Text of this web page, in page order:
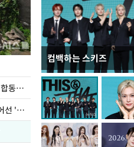
더불어민주당 당대표·최고위원 후보 합동연설회
주택용지 검토 알려지자... 신속히 늘어선 '근조화환'
컴백하는 스키즈
이번주 국회에는 무